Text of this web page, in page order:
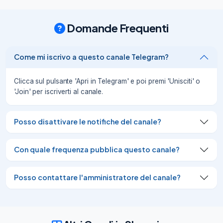
https://rcf.adecco.com/redirect?
🔗
🔗
🚀
Per candidarti, clicca qui:
e-c135-4fef-b9f8-50bf8f4dbc4a?
utm_source=recruiter
Se hai un contatto che potrebbe essere
Domande Frequenti
Come mi iscrivo a questo canale Telegram?
Clicca sul pulsante 'Apri in Telegram' e poi premi 'Unisciti' o
'Join' per iscriverti al canale.
Posso disattivare le notifiche del canale?
Con quale frequenza pubblica questo canale?
Posso contattare l'amministratore del canale?